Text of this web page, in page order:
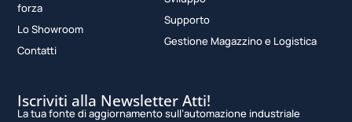
forza
Lo Showroom
Contatti
Supporto
Gestione Magazzino e Logistica
Iscriviti alla Newsletter Atti!
La tua fonte di aggiornamento sull’automazione industriale